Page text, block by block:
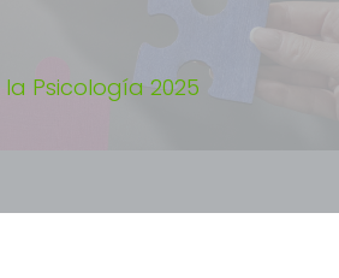
Psicología 2025